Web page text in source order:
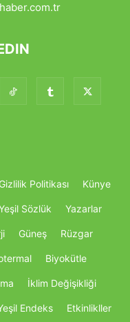
Gizlilik Politikası Künye
Sözlük Yazarlar
Güneş Rüzgar
Biyokütle
İklim Değişikliği
Endeks Etkinlikller